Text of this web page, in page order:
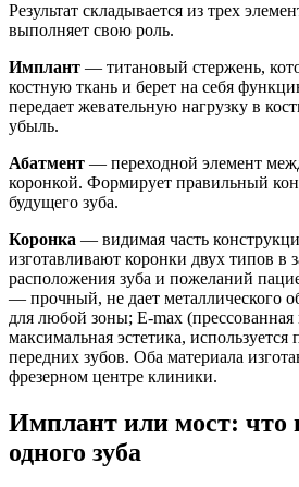
Результат складывается из трех
выполняет свою роль.
Имплант — титановый стержень,
костную ткань и берет на себя
передает жевательную нагрузку в
убыль.
Абатмент — переходной элемент
коронкой. Формирует правильный
будущего зуба.
Коронка — видимая часть
изготавливают коронки двух типов в
расположения зуба и пожеланий
— прочный, не дает металлического
для любой зоны; E-max
максимальная эстетика,
передних зубов. Оба материала
фрезерном центре клиники.
Имплант или мост: что
одного зуба